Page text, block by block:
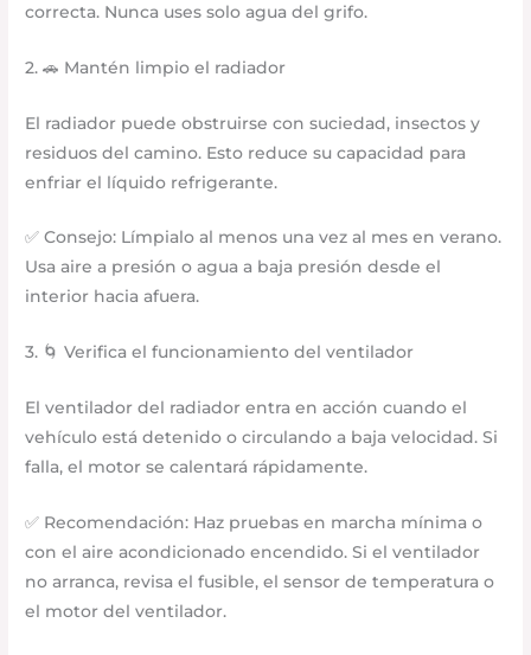
correcta. Nunca uses solo agua del grifo.
2. 🚗 Mantén limpio el radiador
El radiador puede obstruirse con suciedad, insectos y
residuos del camino. Esto reduce su capacidad para
enfriar el líquido refrigerante.
✅ Consejo: Límpialo al menos una vez al mes en verano.
Usa aire a presión o agua a baja presión desde el
interior hacia afuera.
3. 🌀 Verifica el funcionamiento del ventilador
El ventilador del radiador entra en acción cuando el
vehículo está detenido o circulando a baja velocidad. Si
falla, el motor se calentará rápidamente.
✅ Recomendación: Haz pruebas en marcha mínima o
con el aire acondicionado encendido. Si el ventilador
no arranca, revisa el fusible, el sensor de temperatura o
el motor del ventilador.